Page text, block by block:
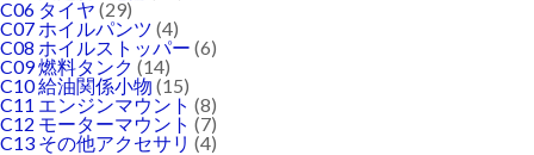
C06 タイヤ (29)
C07 ホイルパンツ (4)
C08 ホイルストッパー (6)
C09 燃料タンク (14)
C10 給油関係小物 (15)
C11 エンジンマウント (8)
C12 モーターマウント (7)
C13 その他アクセサリ (4)